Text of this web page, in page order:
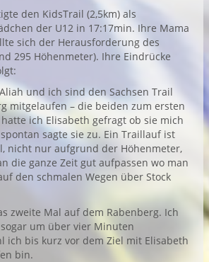
den KidsTrail (2,5km) als
der U12 in 17:17min. Ihre Mama
sich der Herausforderung des
295 Höhenmeter). Ihre Eindrücke
und ich sind den Sachsen Trail
mitgelaufen – die beiden zum ersten
hatte ich Elisabeth gefragt ob sie mich
sagte sie zu. Ein Traillauf ist
nicht nur aufgrund der Höhenmeter,
die ganze Zeit gut aufpassen wo man
den schmalen Wegen über Stock
zweite Mal auf dem Rabenberg. Ich
um über vier Minuten
ich bis kurz vor dem Ziel mit Elisabeth
bin.